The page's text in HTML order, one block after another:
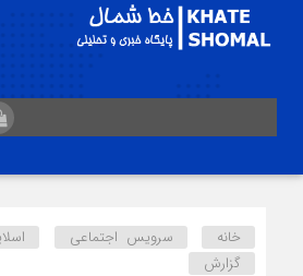
خانه سرویس اجتماعی
گزارش